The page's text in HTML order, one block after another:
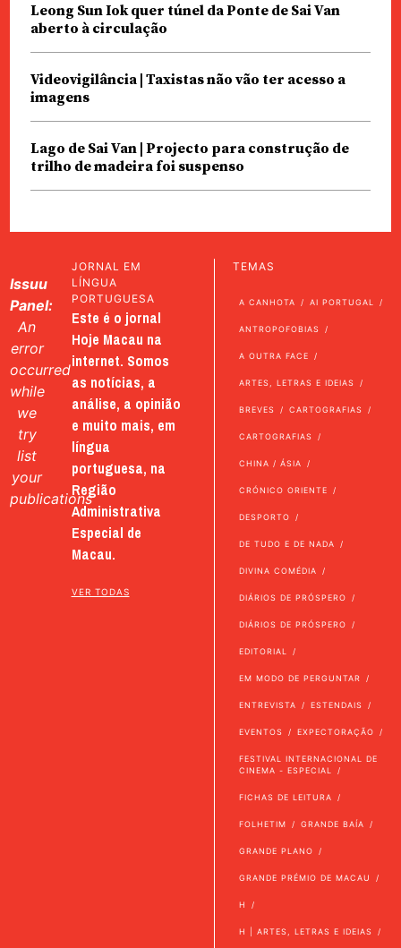
Leong Sun Iok quer túnel da Ponte de Sai Van
aberto à circulação
Videovigilância | Taxistas não vão ter acesso a
imagens
Lago de Sai Van | Projecto para construção de
trilho de madeira foi suspenso
Issuu
Panel:
An
error
occurred
while
we
try
list
your
publications
JORNAL EM
LÍNGUA
PORTUGUESA
Este é o jornal
Hoje Macau na
internet. Somos
as notícias, a
análise, a opinião
e muito mais, em
língua
portuguesa, na
Região
Administrativa
Especial de
Macau.
VER TODAS
TEMAS
A CANHOTA AI PORTUGAL
ANTROPOFOBIAS
A OUTRA FACE
ARTES, LETRAS E IDEIAS
BREVES CARTOGRAFIAS
CARTOGRAFIAS
CHINA / ÁSIA
CRÓNICO ORIENTE
DESPORTO
DE TUDO E DE NADA
DIVINA COMÉDIA
DIÁRIOS DE PRÓSPERO
DIÁRIOS DE PRÓSPERO
EDITORIAL
EM MODO DE PERGUNTAR
ENTREVISTA ESTENDAIS
EVENTOS EXPECTORAÇÃO
FESTIVAL INTERNACIONAL DE
CINEMA - ESPECIAL
FICHAS DE LEITURA
FOLHETIM GRANDE BAÍA
GRANDE PLANO
GRANDE PRÉMIO DE MACAU
H
H | ARTES, LETRAS E IDEIAS